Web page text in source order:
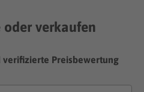
verkaufen
verifizierte Preisbewertung